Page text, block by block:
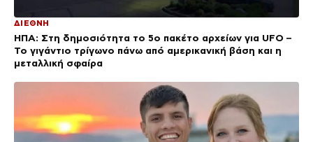
ΔΙΕΘΝΗ
ΗΠΑ: Στη δημοσιότητα το 5ο πακέτο αρχείων για UFO –
Το γιγάντιο τρίγωνο πάνω από αμερικανική βάση και η
μεταλλική σφαίρα